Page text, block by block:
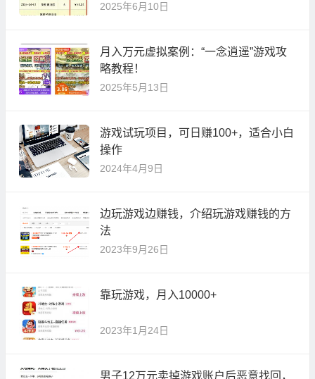
2025年6月10日
月入万元虚拟案例：“一念逍遥”游戏攻
略教程！
2025年5月13日
游戏试玩项目，可日赚100+，适合小白
操作
2024年4月9日
边玩游戏边赚钱，介绍玩游戏赚钱的方
法
2023年9月26日
靠玩游戏，月入10000+
2023年1月24日
男子12万元卖掉游戏账户后恶意找回，